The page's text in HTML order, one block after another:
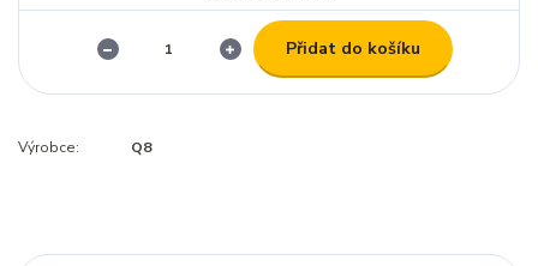
Přidat do košíku
Výrobce: Q8